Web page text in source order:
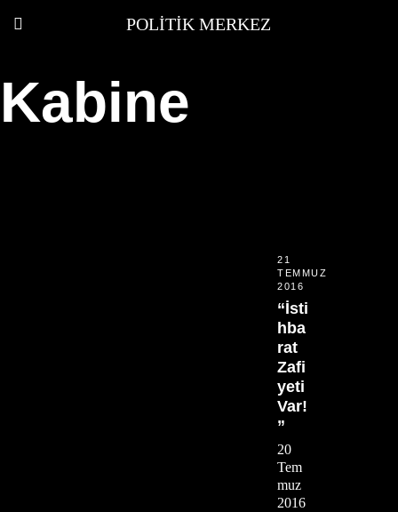
POLITIK MERKEZ
Kabine
21
TEMMUZ
2016
“İsti
hba
rat
Zafi
yeti
Var!
”
20
Tem
muz
2016